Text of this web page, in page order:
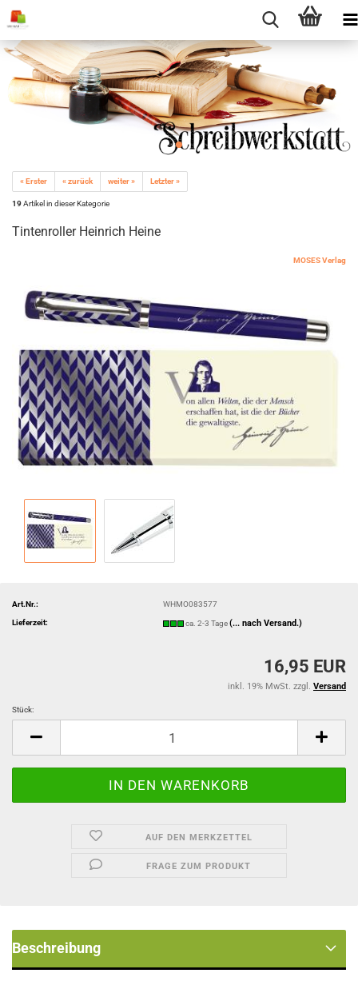
« Erster « zurück weiter » Letzter »
19Artikel in dieser Kategorie
Tintenroller Heinrich Heine
MOSES Verlag
Art.Nr.: WHMO083577
Lieferzeit: ca. 2-3 Tage(... nach Versand.)
16,95 EUR
inkl. 19% MwSt. zzgl. Versand
Stück:
AUF DEN MERKZETTEL
FRAGE ZUM PRODUKT
Beschreibung